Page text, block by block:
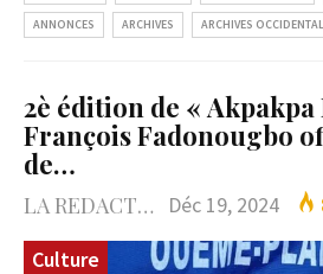
ANNONCES ARCHIVES ARCHIVES
2è édition de «
François Fadonougbo
de…
LA REDACTION Déc 19, 2024
Culture